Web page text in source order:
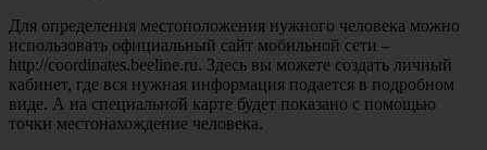
Для определения местоположения нужного человека можно
использовать официальный сайт мобильной сети –
http://coordinates.beeline.ru. Здесь вы можете создать личный
кабинет, где вся нужная информация подается в подробном
виде. А на специальной карте будет показано с помощью
точки местонахождение человека.